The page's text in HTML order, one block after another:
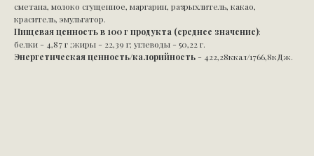
сметана, молоко сгущенное, маргарин, разрыхлитель, какао,
краситель, эмульгатор.
Пищевая ценность в 100 г продукта (среднее значение):
белки - 4,87 г ;жиры - 22,39 г; углеводы - 50,22 г.
Энергетическая ценность/калорийность - 422,28ккал/1766,8кДж.